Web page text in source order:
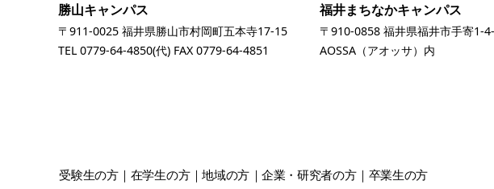
勝山キャンパス
〒911-0025 福井県勝山市村岡町五本寺17-15
TEL0779-64-4850(代) FAX 0779-64-4851
福井まちなかキャンパス
〒910-0858 福井県福井市手寄1-
AOSSA（アオッサ）内
受験生の方 在学生の方 地域の方 企業・研究者の方 卒業生の方